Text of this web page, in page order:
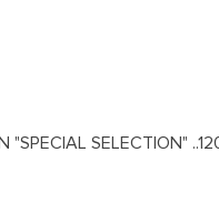
SELECTION"